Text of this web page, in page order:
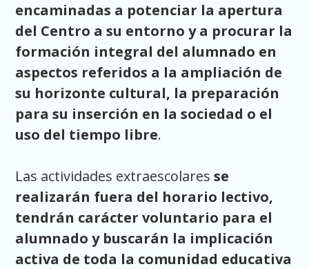
encaminadas a potenciar la apertura
del Centro a su entorno y a procurar la
formación integral del alumnado en
aspectos referidos a la ampliación de
su horizonte cultural, la preparación
para su inserción en la sociedad o el
uso del tiempo libre.
Las actividades extraescolaresse
realizarán fuera del horario lectivo,
tendrán carácter voluntario para el
alumnado y buscarán la implicación
activa de toda la comunidad educativa